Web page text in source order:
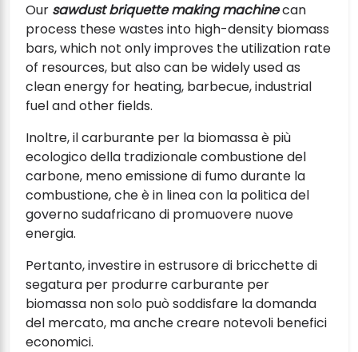
Our sawdust briquette making machinecan
process these wastes into high-density biomass
bars, which not only improves the utilization rate
of resources, but also can be widely used as
clean energy for heating, barbecue, industrial
fuel and other fields.
Inoltre, il carburante per la biomassa è più
ecologico della tradizionale combustione del
carbone, meno emissione di fumo durante la
combustione, che è in linea con la politica del
governo sudafricano di promuovere nuove
energia.
Pertanto, investire in estrusore di bricchette di
segatura per produrre carburante per
biomassa non solo può soddisfare la domanda
del mercato, ma anche creare notevoli benefici
economici.